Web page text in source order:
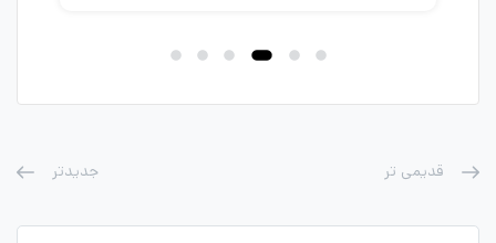
قدیمی تر جدیدتر